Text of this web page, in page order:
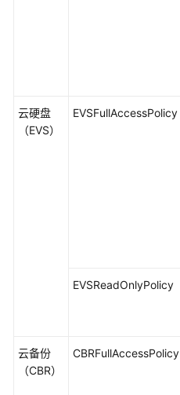
云硬盘
（EVS）
EVSFullAccessPolicy
EVSReadOnlyPolicy
云备份
（CBR）
CBRFullAccessPolicy